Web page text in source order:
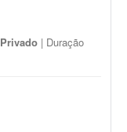
Privado | Duração